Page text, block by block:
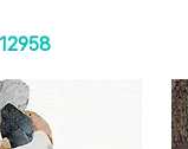
12958